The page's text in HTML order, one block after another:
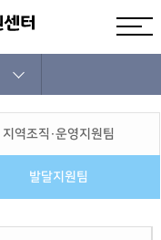
지역조직·운영지원팀
발달지원팀